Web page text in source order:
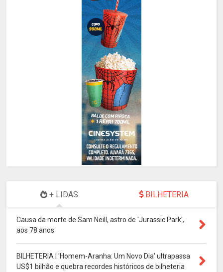
+ LIDAS BILHETERIA
Causa da morte de Sam Neill, astro de 'Jurassic Park',
aos 78 anos
BILHETERIA | 'Homem-Aranha: Um Novo Dia' ultrapassa
US$1 bilhão e quebra recordes históricos de bilheteria